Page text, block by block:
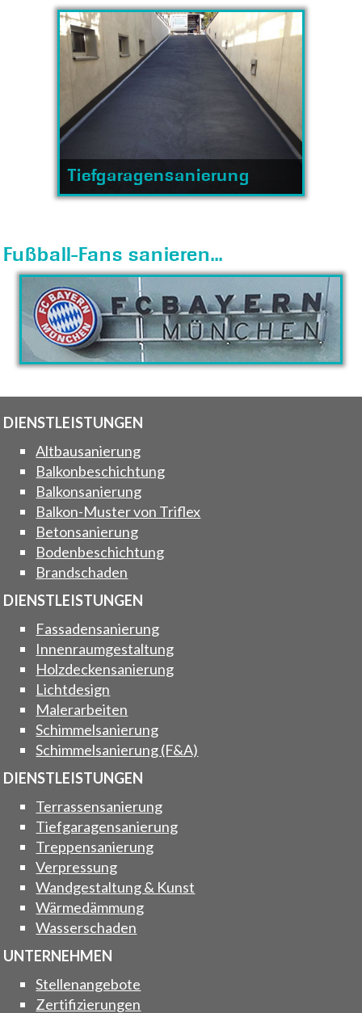
Tiefgaragensanierung
Fußball-Fans sanieren...
DIENSTLEISTUNGEN
Altbausanierung
Balkonbeschichtung
Balkonsanierung
Balkon-Muster von Triflex
Betonsanierung
Bodenbeschichtung
Brandschaden
DIENSTLEISTUNGEN
Fassadensanierung
Innenraumgestaltung
Holzdeckensanierung
Lichtdesign
Malerarbeiten
Schimmelsanierung
Schimmelsanierung (F&A)
DIENSTLEISTUNGEN
Terrassensanierung
Tiefgaragensanierung
Treppensanierung
Verpressung
Wandgestaltung & Kunst
Wärmedämmung
Wasserschaden
UNTERNEHMEN
Stellenangebote
Zertifizierungen